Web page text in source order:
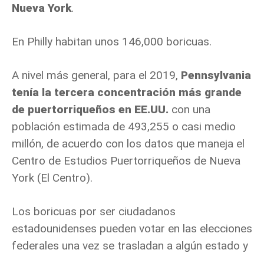
Nueva York.
En Philly habitan unos 146,000 boricuas.
A nivel más general, para el 2019, Pennsylvania
tenía la tercera concentración más grande
de puertorriqueños en EE.UU. con una
población estimada de 493,255 o casi medio
millón, de acuerdo con los datos que maneja el
Centro de Estudios Puertorriqueños de Nueva
York (El Centro).
Los boricuas por ser ciudadanos
estadounidenses pueden votar en las elecciones
federales una vez se trasladan a algún estado y